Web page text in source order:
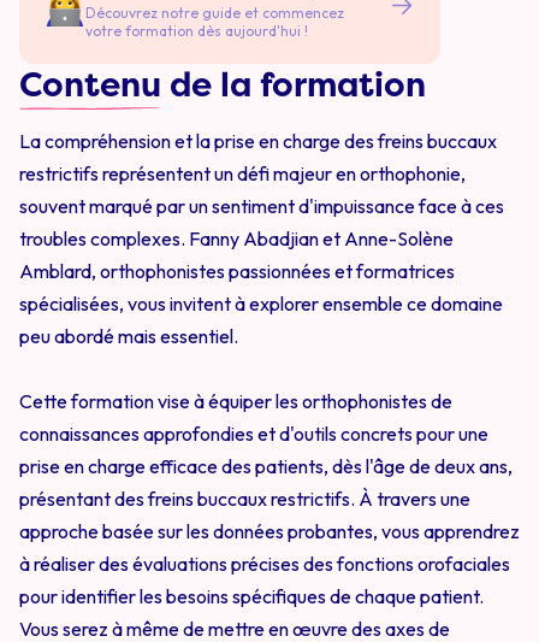
Contenu de la formation
La compréhension et la prise en charge des freins buccaux
restrictifs représentent un défi majeur en orthophonie,
souvent marqué par un sentiment d'impuissance face à ces
troubles complexes. Fanny Abadjian et Anne-Solène
Amblard, orthophonistes passionnées et formatrices
spécialisées, vous invitent à explorer ensemble ce domaine
peu abordé mais essentiel.
Cette formation vise à équiper les orthophonistes de
connaissances approfondies et d'outils concrets pour une
prise en charge efficace des patients, dès l'âge de deux ans,
présentant des freins buccaux restrictifs. À travers une
approche basée sur les données probantes, vous apprendrez
à réaliser des évaluations précises des fonctions orofaciales
pour identifier les besoins spécifiques de chaque patient.
Vous serez à même de mettre en œuvre des axes de
Découvrez notre guide et commencez
votre formation dès aujourd'hui !